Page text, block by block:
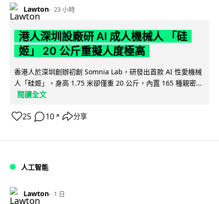
Lawton 23 小時
港人深圳設廠研 AI 成人機械人 「硅
姬」 20 公斤重擬人度極高
香港人於深圳創辦初創 Somnia Lab，研發出首款 AI 性愛機械
人「硅姬」，身高 1.75 米卻僅重 20 公斤，內置 165 種親密...
閱讀全文
25 10 ↗ 分享
人工智能
Lawton 1 日